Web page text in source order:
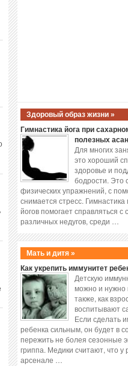
Здоровый образ жизни »
Гимнастика йога при
полезных асан
Для многих
это хороший
здоровье и
бодрости. Это
физических упражнений, с
снимается стресс. Гимнастика
йогов помогает справляться с
различных недугов, среди …
Мать и дитя »
Как укрепить иммунитет
Детскую
можно и нужно
также, как
воспитывают
Если сделать
ребенка сильным, он будет в
пережить не болея сезонные
гриппа. Медики считают, что у
арсенале …